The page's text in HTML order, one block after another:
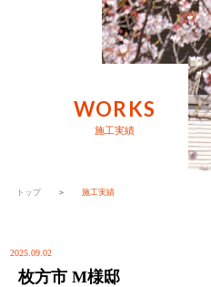
WORKS
施工実績
トップ ＞ 施工実績
2025.09.02
枚方市 M様邸